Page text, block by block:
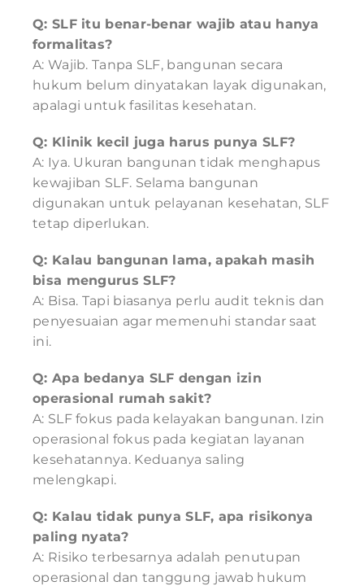
Q: SLF itu benar-benar wajib atau hanya
formalitas?
A: Wajib. Tanpa SLF, bangunan secara
hukum belum dinyatakan layak digunakan,
apalagi untuk fasilitas kesehatan.
Q: Klinik kecil juga harus punya SLF?
A: Iya. Ukuran bangunan tidak menghapus
kewajiban SLF. Selama bangunan
digunakan untuk pelayanan kesehatan, SLF
tetap diperlukan.
Q: Kalau bangunan lama, apakah masih
bisa mengurus SLF?
A: Bisa. Tapi biasanya perlu audit teknis dan
penyesuaian agar memenuhi standar saat
ini.
Q: Apa bedanya SLF dengan izin
operasional rumah sakit?
A: SLF fokus pada kelayakan bangunan. Izin
operasional fokus pada kegiatan layanan
kesehatannya. Keduanya saling
melengkapi.
Q: Kalau tidak punya SLF, apa risikonya
paling nyata?
A: Risiko terbesarnya adalah penutupan
operasional dan tanggung jawab hukum